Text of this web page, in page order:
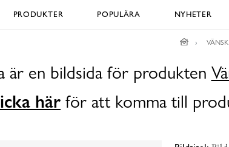
PRODUKTER POPULÄRA NYHETER
är en bildsida för produkten
här för att komma till